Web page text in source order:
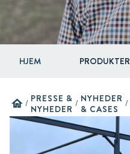
HJEM PRODUKTER
home / PRESSE &
NYHEDER / NYHEDER
& CASES
/